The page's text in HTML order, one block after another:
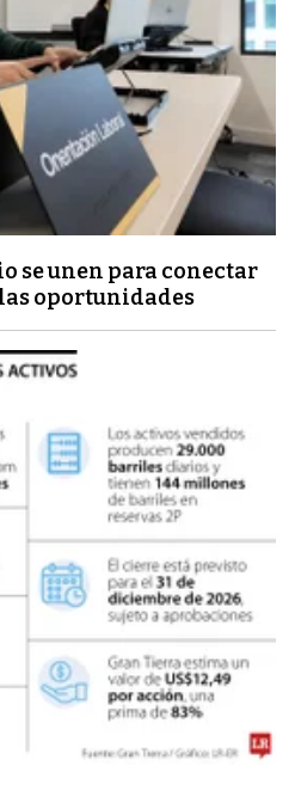
se unen para conectar
oportunidades